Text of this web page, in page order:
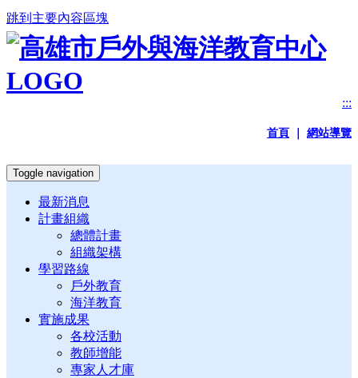
跳到主要內容區塊
:::
首頁 網站導覽
Toggle navigation
最新消息
計畫組織
總體計畫
組織架構
學習路線
戶外教育
海洋教育
實施成果
各校活動
教師增能
專家人才庫